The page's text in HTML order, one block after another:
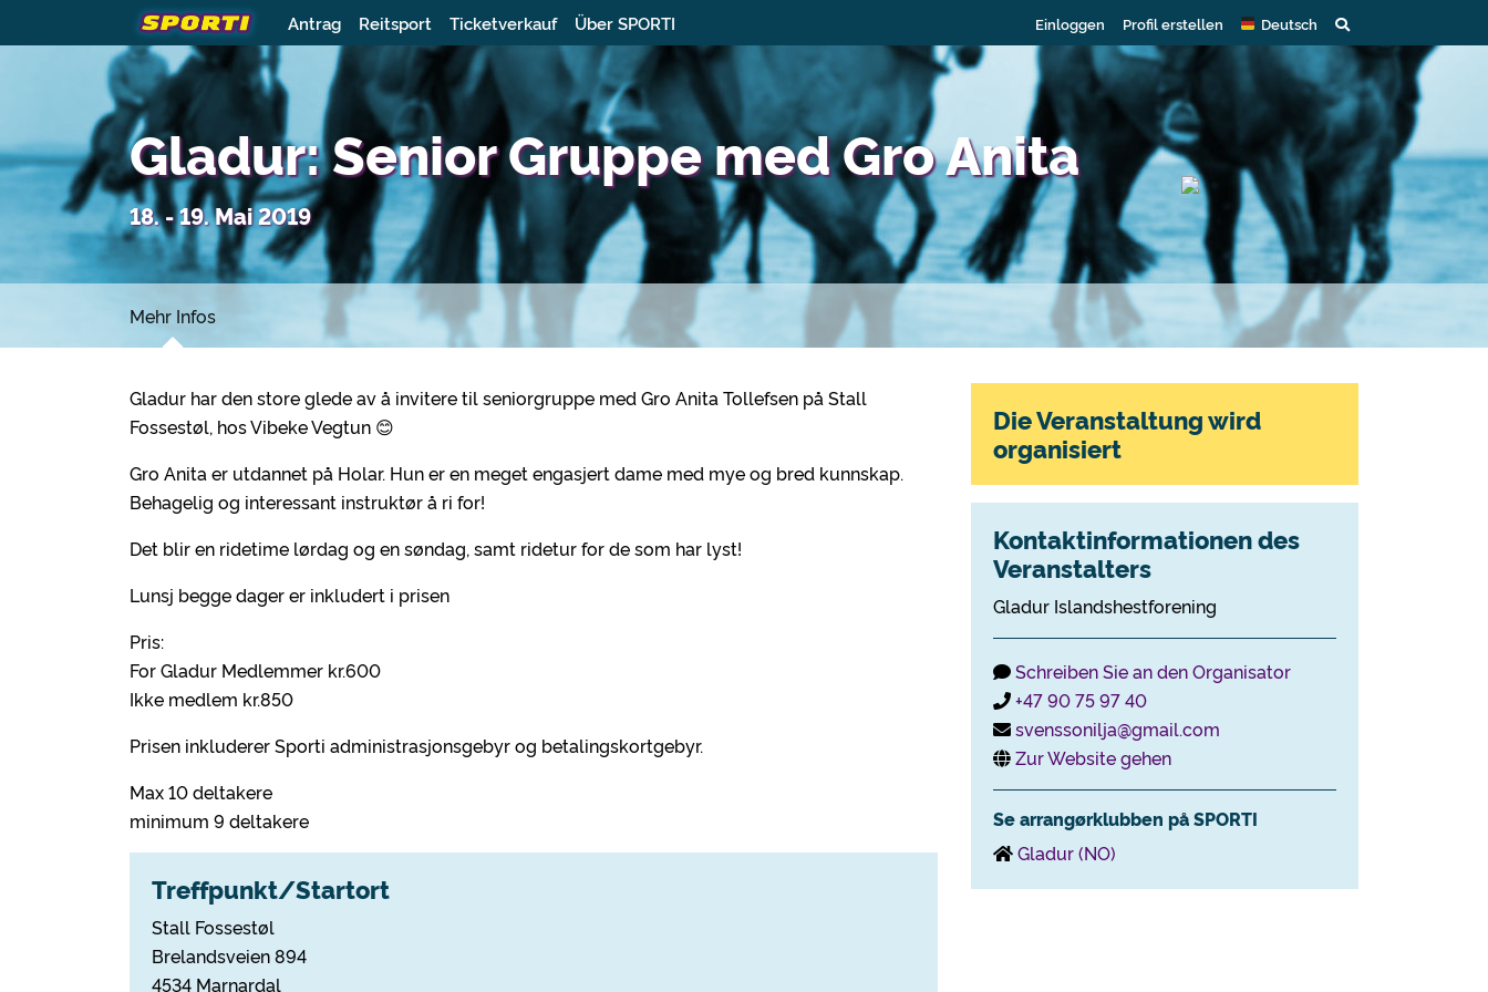
Antrag Reitsport Ticketverkauf Über SPORTI Einloggen Profil erstellen Deutsch
Gladur: Senior Gruppe med Gro Anita
18. - 19. Mai 2019
Mehr Infos
Gladur har den store glede av å invitere til seniorgruppe med Gro Anita Tollefsen på Stall
Fossestøl, hos Vibeke Vegtun 😊
Gro Anita er utdannet på Holar. Hun er en meget engasjert dame med mye og bred kunnskap.
Behagelig og interessant instruktør å ri for!
Det blir en ridetime lørdag og en søndag, samt ridetur for de som har lyst!
Lunsj begge dager er inkludert i prisen
Pris:
For Gladur Medlemmer kr.600
Ikke medlem kr.850
Prisen inkluderer Sporti administrasjonsgebyr og betalingskortgebyr.
Max 10 deltakere
minimum 9 deltakere
Treffpunkt/Startort
Stall Fossestøl
Brelandsveien 894
4534 Marnardal
Die Veranstaltung wird
organisiert
Kontaktinformationen des
Veranstalters
Gladur Islandshestforening
Schreiben Sie an den Organisator
+47 90 75 97 40
svenssonilja@gmail.com
Zur Website gehen
Se arrangørklubben på SPORTI
Gladur (NO)